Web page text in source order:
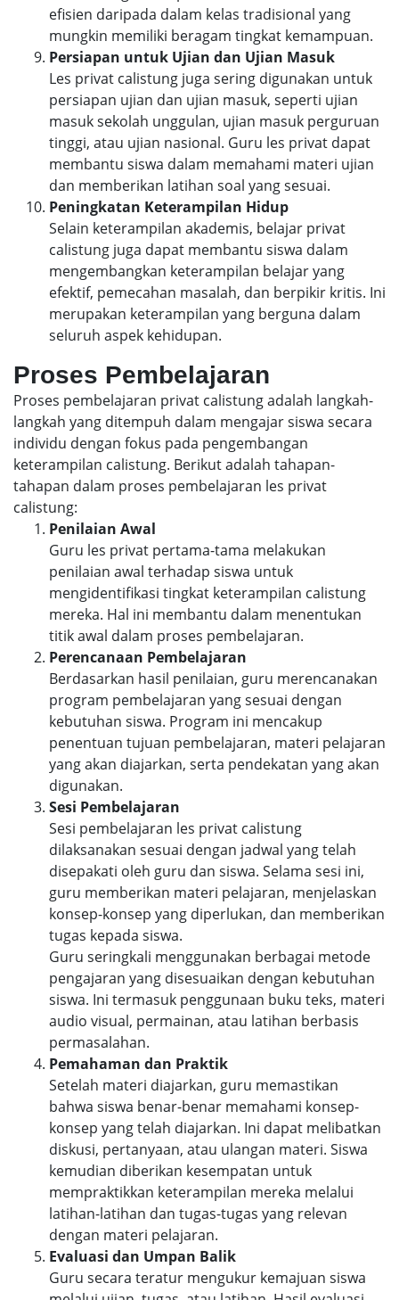
efisien daripada dalam kelas tradisional yang
mungkin memiliki beragam tingkat kemampuan.
Persiapan untuk Ujian dan Ujian Masuk
Les privat calistung juga sering digunakan untuk
persiapan ujian dan ujian masuk, seperti ujian
masuk sekolah unggulan, ujian masuk perguruan
tinggi, atau ujian nasional. Guru les privat dapat
membantu siswa dalam memahami materi ujian
dan memberikan latihan soal yang sesuai.
Peningkatan Keterampilan Hidup
Selain keterampilan akademis, belajar privat
calistung juga dapat membantu siswa dalam
mengembangkan keterampilan belajar yang
efektif, pemecahan masalah, dan berpikir kritis. Ini
merupakan keterampilan yang berguna dalam
seluruh aspek kehidupan.
Proses Pembelajaran
Proses pembelajaran privat calistung adalah langkah-
langkah yang ditempuh dalam mengajar siswa secara
individu dengan fokus pada pengembangan
keterampilan calistung. Berikut adalah tahapan-
tahapan dalam proses pembelajaran les privat
calistung:
Penilaian Awal
Guru les privat pertama-tama melakukan
penilaian awal terhadap siswa untuk
mengidentifikasi tingkat keterampilan calistung
mereka. Hal ini membantu dalam menentukan
titik awal dalam proses pembelajaran.
Perencanaan Pembelajaran
Berdasarkan hasil penilaian, guru merencanakan
program pembelajaran yang sesuai dengan
kebutuhan siswa. Program ini mencakup
penentuan tujuan pembelajaran, materi pelajaran
yang akan diajarkan, serta pendekatan yang akan
digunakan.
Sesi Pembelajaran
Sesi pembelajaran les privat calistung
dilaksanakan sesuai dengan jadwal yang telah
disepakati oleh guru dan siswa. Selama sesi ini,
guru memberikan materi pelajaran, menjelaskan
konsep-konsep yang diperlukan, dan memberikan
tugas kepada siswa.
Guru seringkali menggunakan berbagai metode
pengajaran yang disesuaikan dengan kebutuhan
siswa. Ini termasuk penggunaan buku teks, materi
audio visual, permainan, atau latihan berbasis
permasalahan.
Pemahaman dan Praktik
Setelah materi diajarkan, guru memastikan
bahwa siswa benar-benar memahami konsep-
konsep yang telah diajarkan. Ini dapat melibatkan
diskusi, pertanyaan, atau ulangan materi. Siswa
kemudian diberikan kesempatan untuk
mempraktikkan keterampilan mereka melalui
latihan-latihan dan tugas-tugas yang relevan
dengan materi pelajaran.
Evaluasi dan Umpan Balik
Guru secara teratur mengukur kemajuan siswa